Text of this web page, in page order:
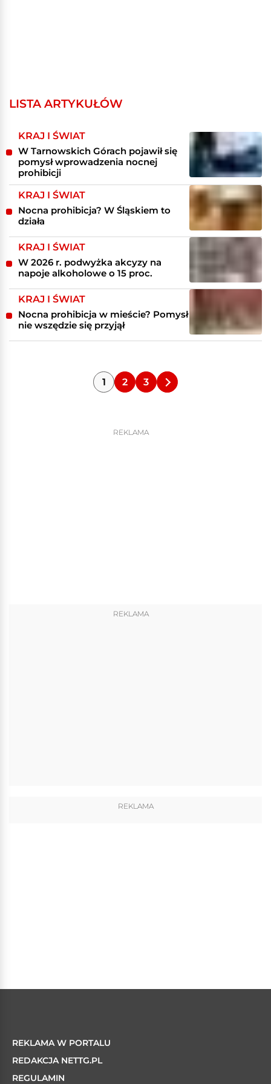
LISTA ARTYKUŁÓW
KRAJ I ŚWIAT
W Tarnowskich Górach pojawił się
pomysł wprowadzenia nocnej
prohibicji
KRAJ I ŚWIAT
Nocna prohibicja? W Śląskiem to
działa
KRAJ I ŚWIAT
W 2026 r. podwyżka akcyzy na
napoje alkoholowe o 15 proc.
KRAJ I ŚWIAT
Nocna prohibicja w mieście? Pomysł
nie wszędzie się przyjął
1 2 3
REKLAMA
REKLAMA
REKLAMA
REKLAMA W PORTALU
REDAKCJA NETTG.PL
REGULAMIN